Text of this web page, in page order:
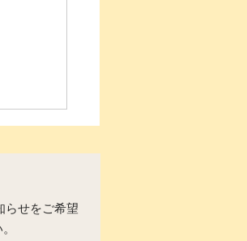
らせをご希望